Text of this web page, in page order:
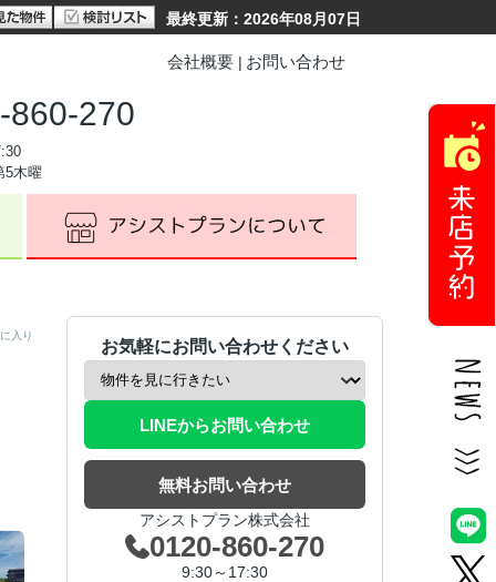
最終更新：2026年08月07日
会社概要 お問い合わせ
270
5木曜
入り
お気軽にお問い合わせください
LINEからお問い合わせ
無料お問い合わせ
アシストプラン株式会社
0120-860-270
9:30～17:30